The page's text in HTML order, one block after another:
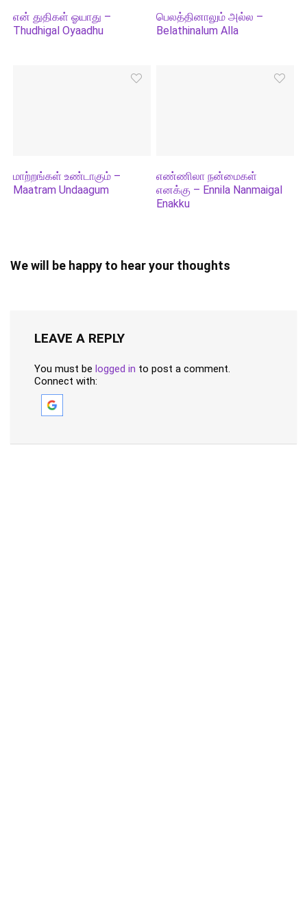
என் துதிகள் ஓயாது –
Thudhigal Oyaadhu
பெலத்தினாலும் அல்ல –
Belathinalum Alla
மாற்றங்கள் உண்டாகும் –
Maatram Undaagum
எண்ணிலா நன்மைகள்
எனக்கு – Ennila Nanmaigal
Enakku
We will be happy to hear your thoughts
LEAVE A REPLY
You must be logged in to post a comment.
Connect with: